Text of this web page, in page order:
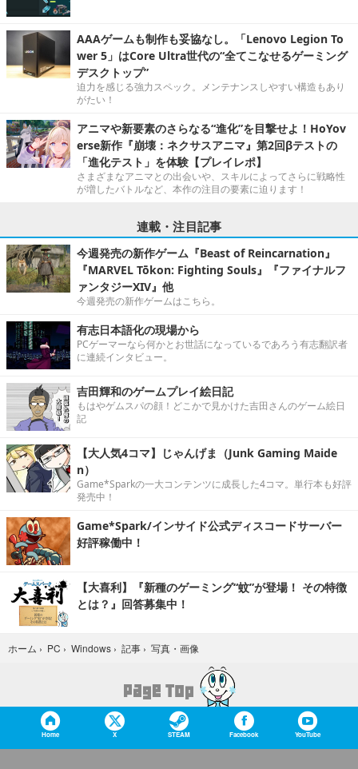
AAAゲームも制作も妥協なし。「Lenovo Legion To
wer 5」はCore Ultra世代の“全てこなせるゲーミング
デスクトップ”
迫力を感じる強力スペック。メンテナンスしやすい構造もあり
がたい！
アニマや新要素のさらなる“進化”を目撃せよ！HoYov
erse新作『崩壊：ネクサスアニマ』第2回βテストの
「進化テスト」を体験【プレイレポ】
さまざまなアニマとの出会いや、スキルによってさらに戦略性
が増したバトルなど、本作の注目の要素に迫ります！
連載・注目記事
今週発売の新作ゲーム『Beast of Reincarnation』
『MARVEL Tōkon: Fighting Souls』『ファイナルフ
ァンタジーXIV』他
今週発売の新作ゲームはこちら。
有志日本語化の現場から
PCゲーマーなら何かとお世話になっているであろう有志翻訳者
に連続インタビュー。
吉田輝和のゲームプレイ絵日記
もはやゲムスパの顔！どこかで見かけた吉田さんのゲーム絵日
記
【大人気4コマ】じゃんげま（Junk Gaming Maide
n）
Game*Sparkの一大コンテンツに成長した4コマ。単行本も好評
発売中！
Game*Spark/インサイド公式ディスコードサーバー
好評稼働中！
【大喜利】『新種のゲーミング“蚊”が登場！ その特徴
とは？』回答募集中！
ホーム › PC › Windows › 記事 › 写真・画像
Home X STEAM Facebook YouTube